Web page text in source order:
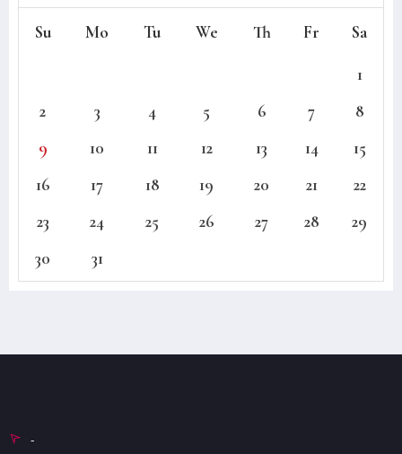
Su Mo Tu We Th Fr Sa
1
2
3 4 5 6 7
8
9
10 11 12 13 14
15
16
17 18 19 20 21
22
23
24 25 26 27 28
29
30
31
-